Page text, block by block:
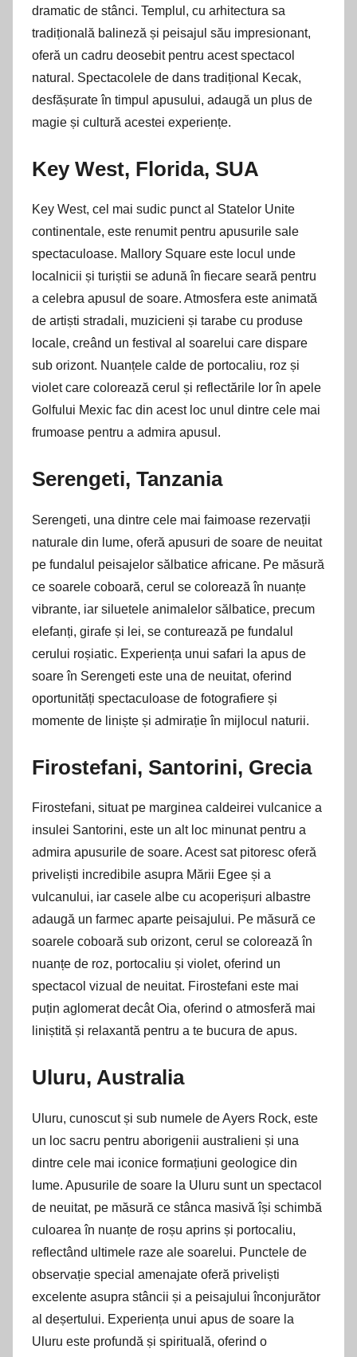
dramatic de stânci. Templul, cu arhitectura sa
tradițională balineză și peisajul său impresionant,
oferă un cadru deosebit pentru acest spectacol
natural. Spectacolele de dans tradițional Kecak,
desfășurate în timpul apusului, adaugă un plus de
magie și cultură acestei experiențe.
Key West, Florida, SUA
Key West, cel mai sudic punct al Statelor Unite
continentale, este renumit pentru apusurile sale
spectaculoase. Mallory Square este locul unde
localnicii și turiștii se adună în fiecare seară pentru
a celebra apusul de soare. Atmosfera este animată
de artiști stradali, muzicieni și tarabe cu produse
locale, creând un festival al soarelui care dispare
sub orizont. Nuanțele calde de portocaliu, roz și
violet care colorează cerul și reflectările lor în apele
Golfului Mexic fac din acest loc unul dintre cele mai
frumoase pentru a admira apusul.
Serengeti, Tanzania
Serengeti, una dintre cele mai faimoase rezervații
naturale din lume, oferă apusuri de soare de neuitat
pe fundalul peisajelor sălbatice africane. Pe măsură
ce soarele coboară, cerul se colorează în nuanțe
vibrante, iar siluetele animalelor sălbatice, precum
elefanți, girafe și lei, se conturează pe fundalul
cerului roșiatic. Experiența unui safari la apus de
soare în Serengeti este una de neuitat, oferind
oportunități spectaculoase de fotografiere și
momente de liniște și admirație în mijlocul naturii.
Firostefani, Santorini, Grecia
Firostefani, situat pe marginea caldeirei vulcanice a
insulei Santorini, este un alt loc minunat pentru a
admira apusurile de soare. Acest sat pitoresc oferă
priveliști incredibile asupra Mării Egee și a
vulcanului, iar casele albe cu acoperișuri albastre
adaugă un farmec aparte peisajului. Pe măsură ce
soarele coboară sub orizont, cerul se colorează în
nuanțe de roz, portocaliu și violet, oferind un
spectacol vizual de neuitat. Firostefani este mai
puțin aglomerat decât Oia, oferind o atmosferă mai
liniștită și relaxantă pentru a te bucura de apus.
Uluru, Australia
Uluru, cunoscut și sub numele de Ayers Rock, este
un loc sacru pentru aborigenii australieni și una
dintre cele mai iconice formațiuni geologice din
lume. Apusurile de soare la Uluru sunt un spectacol
de neuitat, pe măsură ce stânca masivă își schimbă
culoarea în nuanțe de roșu aprins și portocaliu,
reflectând ultimele raze ale soarelui. Punctele de
observație special amenajate oferă priveliști
excelente asupra stâncii și a peisajului înconjurător
al deșertului. Experiența unui apus de soare la
Uluru este profundă și spirituală, oferind o